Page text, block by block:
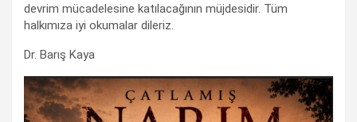
devrim mücadelesine katılacağının müjdesidir. Tüm
halkımıza iyi okumalar dileriz.
Dr. Barış Kaya